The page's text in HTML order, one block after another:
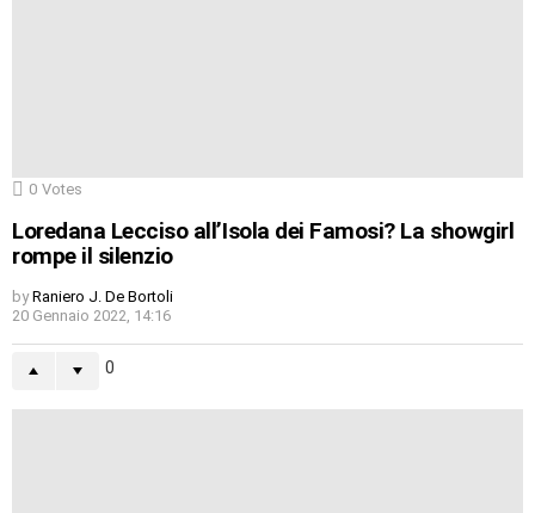
0 Votes
Loredana Lecciso all’Isola dei Famosi? La showgirl
rompe il silenzio
by Raniero J. De Bortoli
20 Gennaio 2022, 14:16
0